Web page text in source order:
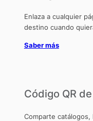
Enlaza a cualquier
destino cuando
Saber más
Código QR de
Comparte